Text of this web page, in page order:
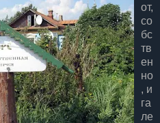
от,
со
бс
тв
ен
но
, и
га
ле